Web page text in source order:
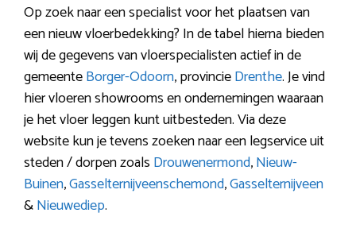
Op zoek naar een specialist voor het plaatsen van
een nieuw vloerbedekking? In de tabel hierna bieden
wij de gegevens van vloerspecialisten actief in de
gemeenteBorger-Odoorn, provincieDrenthe. Je vind
hier vloeren showrooms en ondernemingen waaraan
je het vloer leggen kunt uitbesteden. Via deze
website kun je tevens zoeken naar een legservice uit
steden / dorpen zoals Drouwenermond,Nieuw-
Buinen,Gasselternijveenschemond,Gasselternijveen
&Nieuwediep.